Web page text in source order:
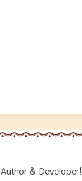
Author & Developer!